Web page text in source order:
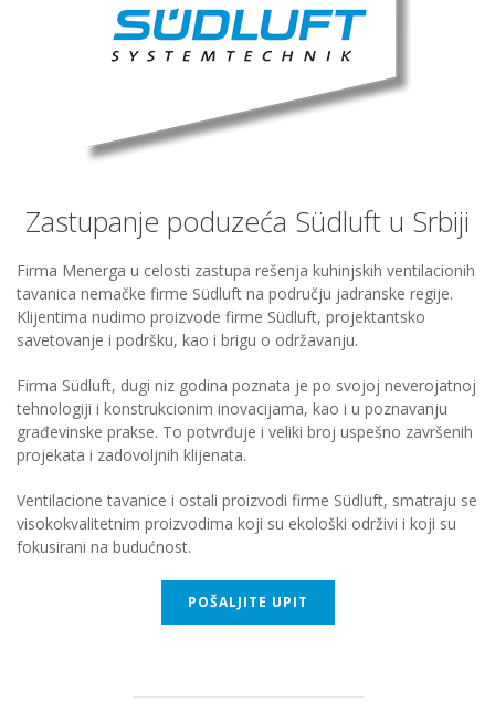
Zastupanje poduzeća Südluft u Srbiji
Firma Menerga u celosti zastupa rešenja kuhinjskih ventilacionih
tavanica nemačke firme Südluft na području jadranske regije.
Klijentima nudimo proizvode firme Südluft, projektantsko
savetovanje i podršku, kao i brigu o održavanju.
Firma Südluft, dugi niz godina poznata je po svojoj neverojatnoj
tehnologiji i konstrukcionim inovacijama, kao i u poznavanju
građevinske prakse. To potvrđuje i veliki broj uspešno završenih
projekata i zadovoljnih klijenata.
Ventilacione tavanice i ostali proizvodi firme Südluft, smatraju se
visokokvalitetnim proizvodima koji su ekološki održivi i koji su
fokusirani na budućnost.
POŠALJITE UPIT